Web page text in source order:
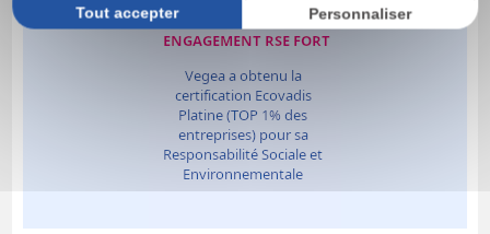
Tout accepter Personnaliser